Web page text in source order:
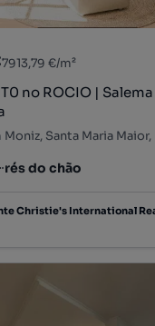
7913,79 €/m²
no ROCIO |
Santa Maria
quadrado
rés do chão
Christie's International